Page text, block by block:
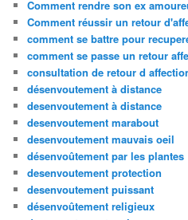
Comment rendre son ex
Comment réussir un retour
comment se battre pour
comment se passe un retour
consultation de retour d
désenvoutement à distance
desenvoutement à distance
desenvoutement marabout
desenvoutement mauvais oeil
désenvoûtement par les plantes
desenvoutement protection
desenvoutement puissant
désenvoûtement religieux